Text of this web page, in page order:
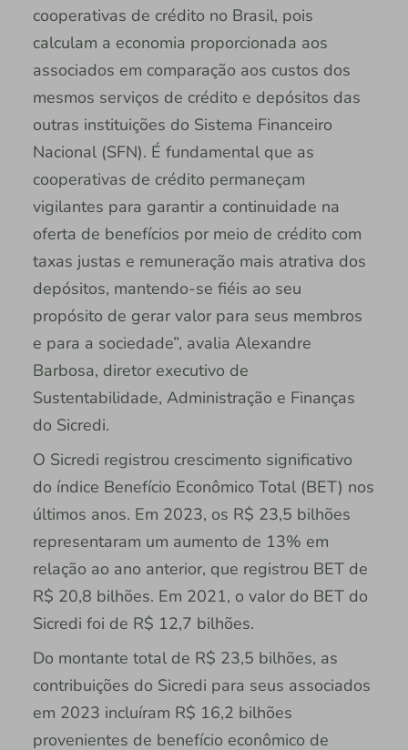
cooperativas de crédito no Brasil, pois
calculam a economia proporcionada aos
associados em comparação aos custos dos
mesmos serviços de crédito e depósitos das
outras instituições do Sistema Financeiro
Nacional (SFN). É fundamental que as
cooperativas de crédito permaneçam
vigilantes para garantir a continuidade na
oferta de benefícios por meio de crédito com
taxas justas e remuneração mais atrativa dos
depósitos, mantendo-se fiéis ao seu
propósito de gerar valor para seus membros
e para a sociedade”, avalia Alexandre
Barbosa, diretor executivo de
Sustentabilidade, Administração e Finanças
do Sicredi.
O Sicredi registrou crescimento significativo
do índice Benefício Econômico Total (BET) nos
últimos anos. Em 2023, os R$ 23,5 bilhões
representaram um aumento de 13% em
relação ao ano anterior, que registrou BET de
R$ 20,8 bilhões. Em 2021, o valor do BET do
Sicredi foi de R$ 12,7 bilhões.
Do montante total de R$ 23,5 bilhões, as
contribuições do Sicredi para seus associados
em 2023 incluíram R$ 16,2 bilhões
provenientes de benefício econômico de